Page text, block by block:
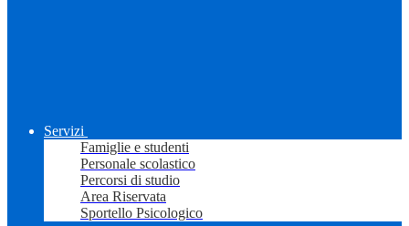
Servizi
Famiglie e studenti
Personale scolastico
Percorsi di studio
Area Riservata
Sportello Psicologico